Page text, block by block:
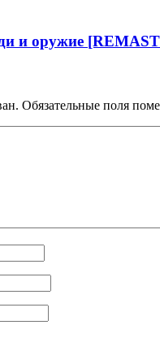
и оружие
Обязательные поля